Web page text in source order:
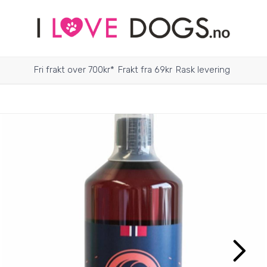
Fri frakt over 700kr* Frakt fra 69kr Rask levering